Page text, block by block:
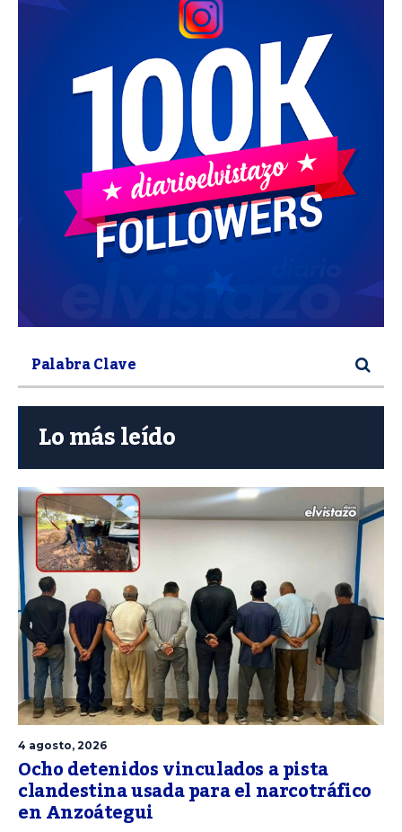
Lo más leído
4 agosto, 2026
Ocho detenidos vinculados a pista
clandestina usada para el narcotráfico
en Anzoátegui